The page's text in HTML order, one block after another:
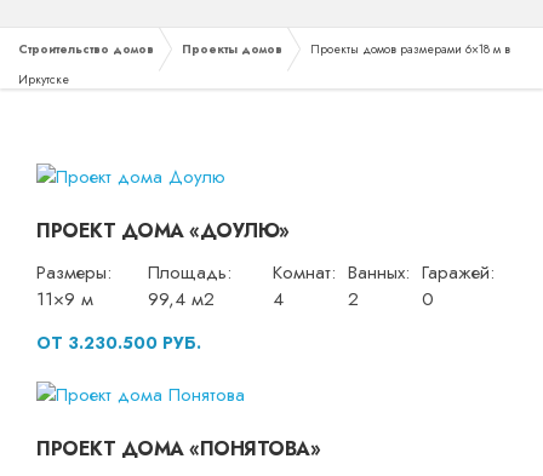
Строительство домов Проекты домов
Проекты домов размерами 6×18 м в
Иркутске
ПРОЕКТ ДОМА «ДОУЛЮ»
Размеры:
11×9 м
Площадь:
99,4 м2
Комнат:
4
Ванных:
2
Гаражей:
0
ОТ 3.230.500 РУБ.
ПРОЕКТ ДОМА «ПОНЯТОВА»